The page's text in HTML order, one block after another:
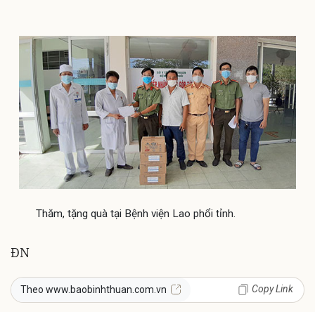
Thăm, tặng quà tại Bệnh viện Lao phổi tỉnh.
ĐN
Theo www.baobinhthuan.com.vn Copy Link